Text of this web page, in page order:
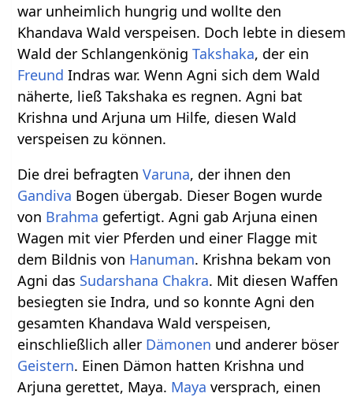
war unheimlich hungrig und wollte den
Khandava Wald verspeisen. Doch lebte in diesem
Wald der SchlangenkönigTakshaka, der ein
Freund Indras war. Wenn Agni sich dem Wald
näherte, ließ Takshaka es regnen. Agni bat
Krishna und Arjuna um Hilfe, diesen Wald
verspeisen zu können.
Die drei befragtenVaruna, der ihnen den
Gandiva Bogen übergab. Dieser Bogen wurde
von Brahma gefertigt. Agni gab Arjuna einen
Wagen mit vier Pferden und einer Flagge mit
dem Bildnis von Hanuman. Krishna bekam von
Agni das Sudarshana Chakra. Mit diesen Waffen
besiegten sie Indra, und so konnte Agni den
gesamten Khandava Wald verspeisen,
einschließlich aller Dämonen und anderer böser
Geistern. Einen Dämon hatten Krishna und
Arjuna gerettet, Maya. Maya versprach, einen